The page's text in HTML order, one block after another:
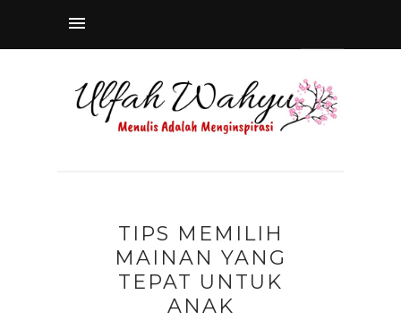
TIPS MEMILIH
MAINAN YANG
TEPAT UNTUK
ANAK